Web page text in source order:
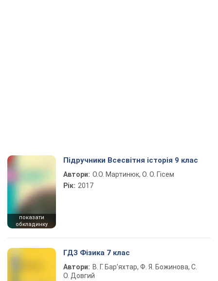
показати
обкладинку
Підручники Всесвітня історія 9 клас
Автори: О.О. Мартинюк, О. О. Гісем
Рік: 2017
ГДЗ Фізика 7 клас
Автори: В. Г. Бар’яхтар, Ф. Я. Божинова, С.
О. Довгий